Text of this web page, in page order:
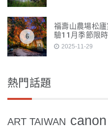
6
福壽山農場松
驗11月季節限時
2025-11-29
熱門話題
ART TAIWAN canon